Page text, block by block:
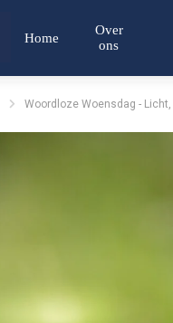
Home
Over
ons
Woordloze Woensdag -